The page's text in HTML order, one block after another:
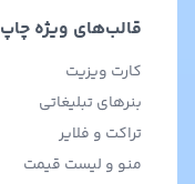
قالب‌های ویژه چاپ
کارت ویزیت
بنرهای تبلیغاتی
تراکت و فلایر
منو و لیست قیمت